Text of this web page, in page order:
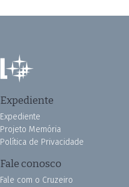
Expediente
Expediente
Projeto Memória
Política de Privacidade
Fale conosco
Fale com o Cruzeiro